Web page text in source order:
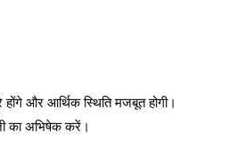
और आर्थिक स्थिति मजबूत होगी।
का अभिषेक करें।